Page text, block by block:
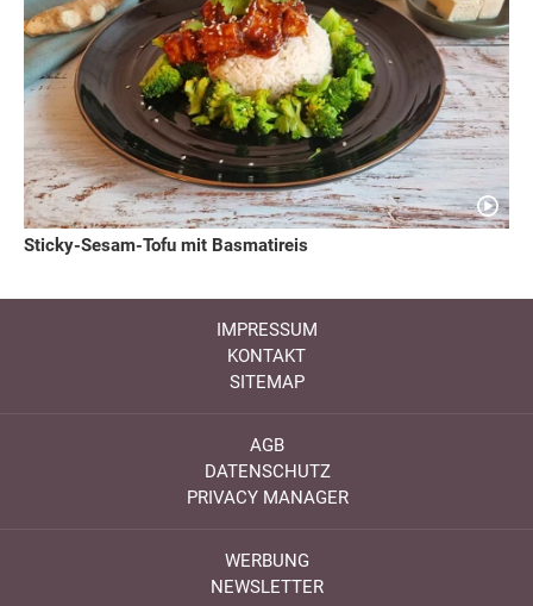
Sticky-Sesam-Tofu mit Basmatireis
IMPRESSUM
KONTAKT
SITEMAP
AGB
DATENSCHUTZ
PRIVACY MANAGER
WERBUNG
NEWSLETTER